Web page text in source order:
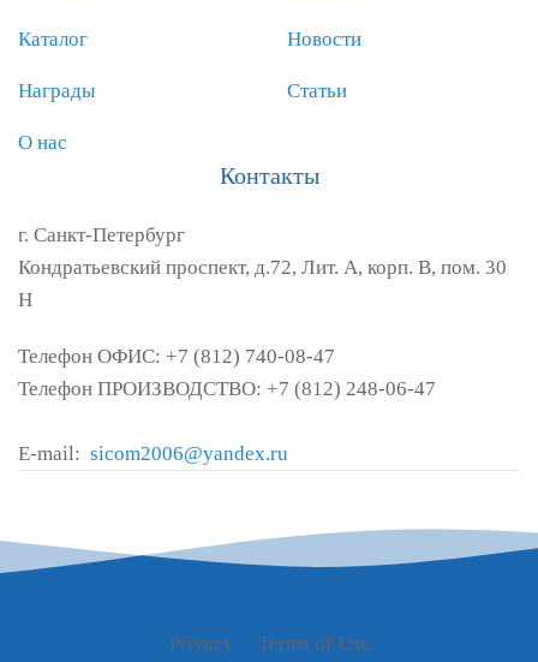
Каталог
Награды
О нас
Новости
Статьи
Контакты
г. Санкт-Петербург
Кондратьевский проспект, д.72, Лит. А, корп. В, пом. 30
Н
Телефон ОФИС: +7 (812) 740-08-47
Телефон ПРОИЗВОДСТВО: +7 (812) 248-06-47
E-mail: sicom2006@yandex.ru
Privacy Terms of Use